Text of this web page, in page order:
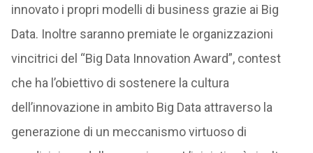
innovato i propri modelli di business grazie ai Big
Data. Inoltre saranno premiate le organizzazioni
vincitrici del “Big Data Innovation Award”, contest
che ha l’obiettivo di sostenere la cultura
dell’innovazione in ambito Big Data attraverso la
generazione di un meccanismo virtuoso di